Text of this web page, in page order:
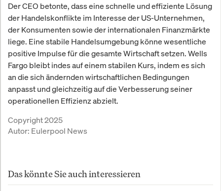
Der CEO betonte, dass eine schnelle und effiziente Lösung
der Handelskonflikte im Interesse der US-Unternehmen,
der Konsumenten sowie der internationalen Finanzmärkte
liege. Eine stabile Handelsumgebung könne wesentliche
positive Impulse für die gesamte Wirtschaft setzen. Wells
Fargo bleibt indes auf einem stabilen Kurs, indem es sich
an die sich ändernden wirtschaftlichen Bedingungen
anpasst und gleichzeitig auf die Verbesserung seiner
operationellen Effizienz abzielt.
Copyright 2025
Autor: Eulerpool News
Das könnte Sie auch interessieren